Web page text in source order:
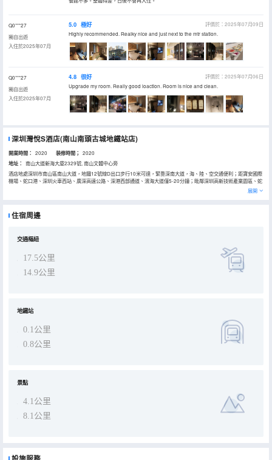
Q0***27
獨自出遊
入住於2025年07月
5.0 極好
評價於：2025年07月09日
Highly recommended. Realky nice and just next to the mtr station.
Q0***27
獨自出遊
入住於2025年07月
4.8 很好
評價於：2025年07月06日
Upgrade my room. Really good loaction. Room is nice and clean.
深圳灣悅S酒店(南山南頭古城地鐵站店)
開業時間： 2020 装修時間； 2020
地址：
南山大道新海大廈2329號, 南山文體中心旁
酒店地處深圳市南山區南山大道，地鐵12號線D出口步行10米可達，緊靠深南大道，海、陸、空交通便利；距寶安國際
機場、蛇口港、深圳火車西站、廣深高速公路、深港西部通道、濱海大道僅5-20分鐘；毗鄰深圳高新技術產業園區、蛇
口港務區、前海物流區、南山商業文化中心，更有錦繡中華、民俗村、世界之窗、歡樂谷、青青世界等主題公園環繞四
酒店設計大方、明亮優雅，擁有各式精品客房可供選擇。室內寬敞舒適，空調、品牌電視、24小時冷熱水等一應俱全，
展開
住宿周邊
交通樞紐
17.5公里
14.9公里
地鐵站
0.1公里
0.8公里
景點
4.1公里
8.1公里